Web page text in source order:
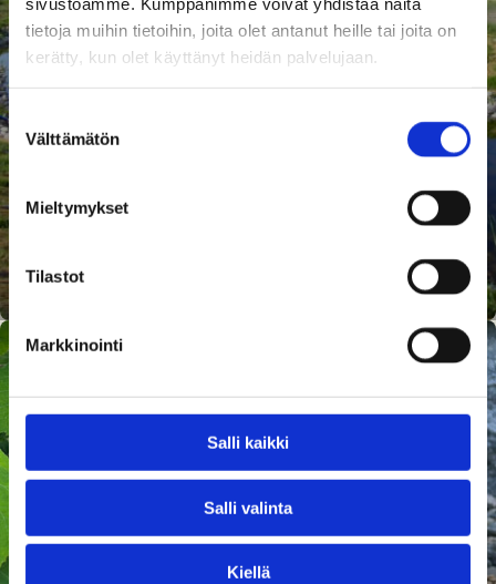
tietoja muihin tietoihin, joita olet antanut heille tai joita on
kerätty, kun olet käyttänyt heidän palvelujaan.
Suostumuksen
valinta
Välttämätön
Mieltymykset
Tilastot
Markkinointi
Salli kaikki
Salli valinta
Kiellä
Hulevesien hallinta